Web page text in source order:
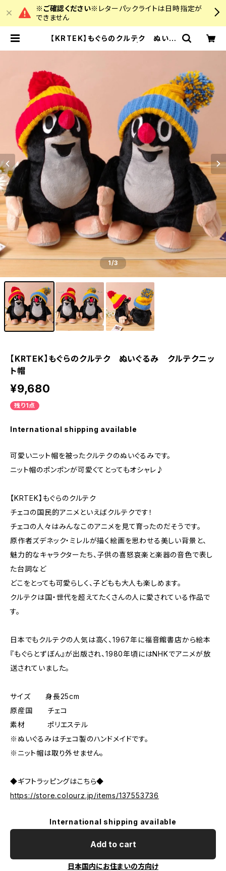
※ご確認ください※ レターパックライトは日時指定が
できません
【KRTEK】もぐらのクルテク ぬいぐ
1/3
【KRTEK】もぐらのクルテク ぬいぐるみ クルテクニッ
ト帽
¥9,680
残り1点
International shipping available
可愛いニット帽を被ったクルテクのぬいぐるみです。
ニット帽のポンポンが可愛くてとってもオシャレ♪
【KRTEK】もぐらのクルテク
チェコの国民的アニメといえばクルテクです！
チェコの人々はみんなこのアニメを見て育ったのだそうです。
原作者ズデネック・ミレルが描く絵画を思わせる美しい背景と、
魅力的なキャラクターたち、子供の喜怒哀楽と楽器の音色で表し
た台詞など
どこをとっても可愛らしく、子どもも大人も楽しめます。
クルテクは国・世代を超えてたくさんの人に愛されている作品で
す。
日本でもクルテクの人気は高く、1967年に福音館書店から絵本
『もぐらとずぼん』が出版され、1980年頃にはNHKでアニメが放
送されていました。
サイズ 身長25cm
原産国 チェコ
素材 ポリエステル
※ぬいぐるみはチェコ製のハンドメイドです。
※ニット帽は取り外せません。
◆ギフトラッピングはこちら◆
https://store.colourz.jp/items/137553736
International shipping available
Add to cart
日本国内にお住まいの方向け